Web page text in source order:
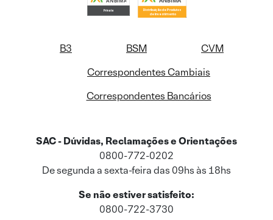
B3 BSM
CVM
Correspondentes Cambiais
Correspondentes Bancários
SAC - Dúvidas, Reclamações e Orientações
0800-772-0202
De segunda a sexta-feira das 09hs às 18hs
Se não estiver satisfeito:
0800-722-3730